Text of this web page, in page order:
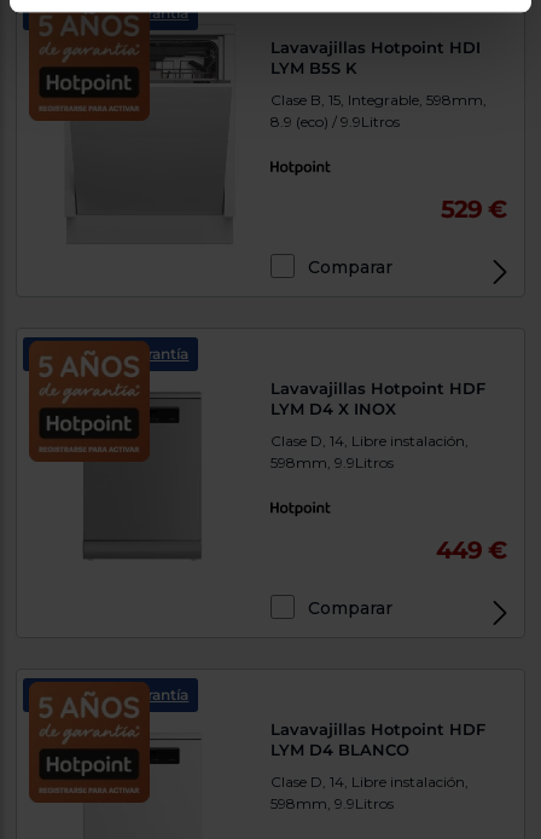
5 años de garantía
Lavavajillas Hotpoint HDI
LYM B5S K
Clase B, 15, Integrable, 598mm,
8.9 (eco) / 9.9Litros
529 €
Comparar
5 años de garantía
Lavavajillas Hotpoint HDF
LYM D4 X INOX
Clase D, 14, Libre instalación,
598mm, 9.9Litros
449 €
Comparar
5 años de garantía
Lavavajillas Hotpoint HDF
LYM D4 BLANCO
Clase D, 14, Libre instalación,
598mm, 9.9Litros